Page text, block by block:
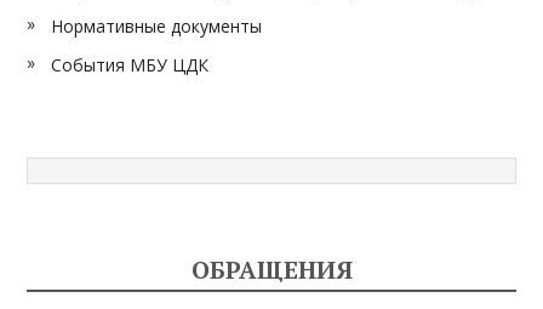
Нормативные документы
События МБУ ЦДК
ОБРАЩЕНИЯ